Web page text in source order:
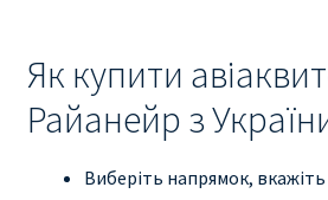
Як купити
Райанейр з
Виберіть напрямок,